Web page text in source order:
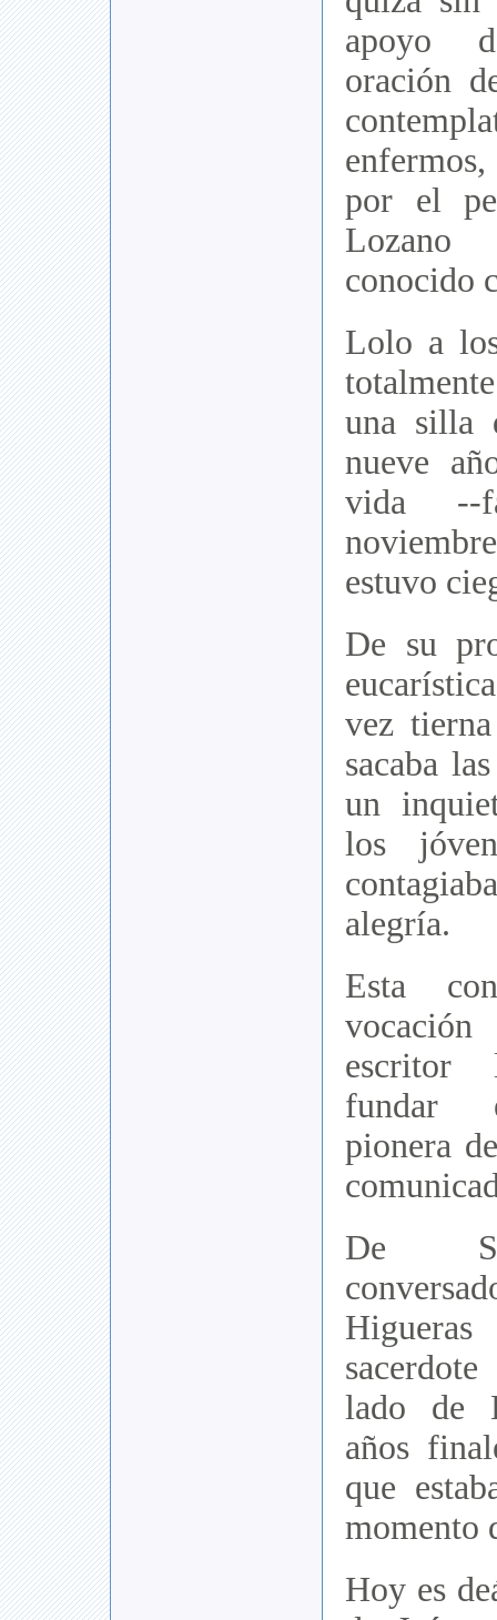
apoyo
oración
por el
Lozano
conocido
Lolo a
una silla
nueve
vida --
estuvo
De su
vez
sacaba
un
los
alegría.
Esta
fundar
pionera
De
lado de
años
que
momento
Hoy es